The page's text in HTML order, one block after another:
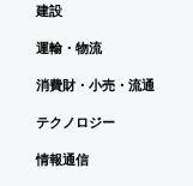
建設
運輸・物流
消費財・小売・流通
テクノロジー
情報通信